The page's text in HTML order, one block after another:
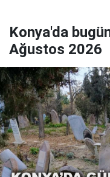
Konya'da
Ağustos 2026